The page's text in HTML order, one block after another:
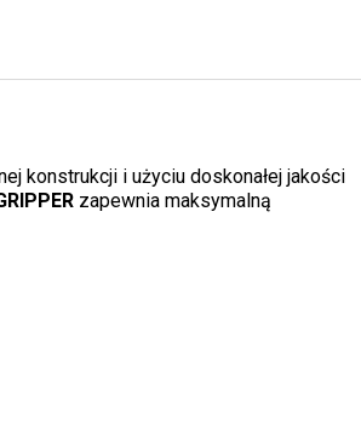
konstrukcji i użyciu doskonałej jakości
zapewnia maksymalną